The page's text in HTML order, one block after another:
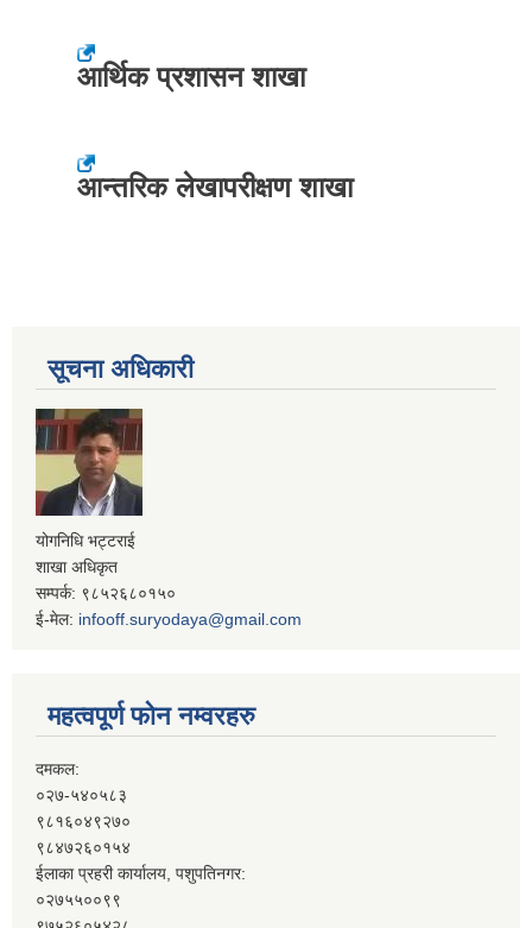
आर्थिक प्रशासन शाखा
आन्तरिक लेखापरीक्षण शाखा
सूचना अधिकारी
योगनिधि भट्टराई
शाखा अधिकृत
सम्पर्क: ९८५२६८०१५०
ई-मेल: infooff.suryodaya@gmail.com
महत्वपूर्ण फोन नम्वरहरु
दमकल:
०२७-५४०५८३
९८१६०४९२७०
९८४७२६०१५४
ईलाका प्रहरी कार्यालय, पशुपतिनगर:
०२७५५००९९